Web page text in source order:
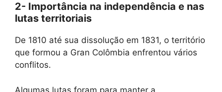
2- Importância na independência e nas
lutas territoriais
De 1810 até sua dissolução em 1831, o território
que formou a Gran Colômbia enfrentou vários
conflitos.
Algumas lutas foram para manter a